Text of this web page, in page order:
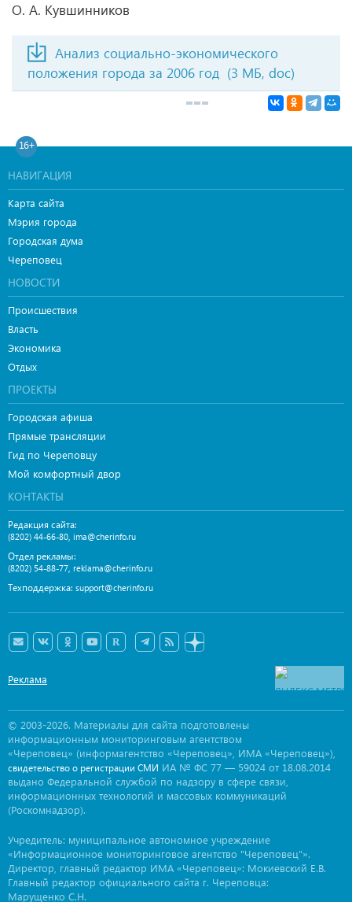
О. А. Кувшинников
Анализ социально-экономического
положения города за 2006 год (3 МБ, doc)
16+
НАВИГАЦИЯ
Карта сайта
Мэрия города
Городская дума
Череповец
НОВОСТИ
Происшествия
Власть
Экономика
Отдых
ПРОЕКТЫ
Городская афиша
Прямые трансляции
Гид по Череповцу
Мой комфортный двор
КОНТАКТЫ
Редакция сайта:
(8202) 44-66-80, ima@cherinfo.ru
Отдел рекламы:
(8202) 54-88-77, reklama@cherinfo.ru
Техподдержка: support@cherinfo.ru
Реклама
© 2003-2026. Материалы для сайта подготовлены
информационным мониторинговым агентством
«Череповец» (информагентство «Череповец», ИМА «Череповец»),
свидетельство о регистрации СМИ ИА № ФС 77 — 59024 от 18.08.2014
выдано Федеральной службой по надзору в сфере связи,
информационных технологий и массовых коммуникаций
(Роскомнадзор).
Учредитель: муниципальное автономное учреждение
«Информационное мониторинговое агентство "Череповец"».
Директор, главный редактор ИМА «Череповец»: Мокиевский Е.В.
Главный редактор официального сайта г. Череповца:
Марущенко С.Н.